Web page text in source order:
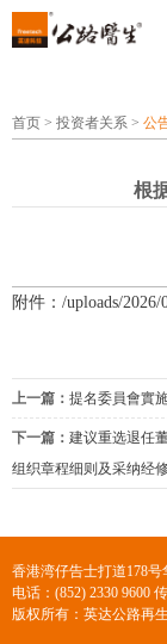
首页 > 投资者关系 > 公
根
附件：/uploads/2026/
上一篇： 提名委員會實
下一篇： 建议重选退任
组织章程细则及采纳经
香港湾仔告士打道178
电话：(852) 2330 9600
版权所有：英达公路再